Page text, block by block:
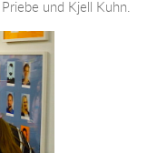
und Kjell Kuhn.